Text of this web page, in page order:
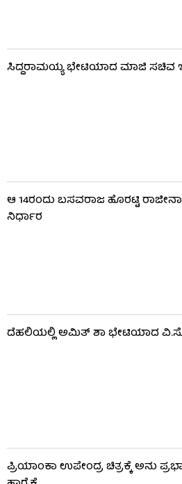
ಸಿದ್ದರಾಮಯ್ಯ ಭೇಟಿಯಾದ ಮಾಜಿ ಸಚಿವ
ಆ 14ರಂದು ಬಸವರಾಜ ಹೊರಟ್ಟಿ
ನಿರ್ಧಾರ
ದೆಹಲಿಯಲ್ಲಿ ಅಮಿತ್ ಶಾ ಭೇಟಿಯಾದ
ಪ್ರಿಯಾಂಕಾ ಉಪೇಂದ್ರ ಚಿತ್ರಕ್ಕೆ ಅನು